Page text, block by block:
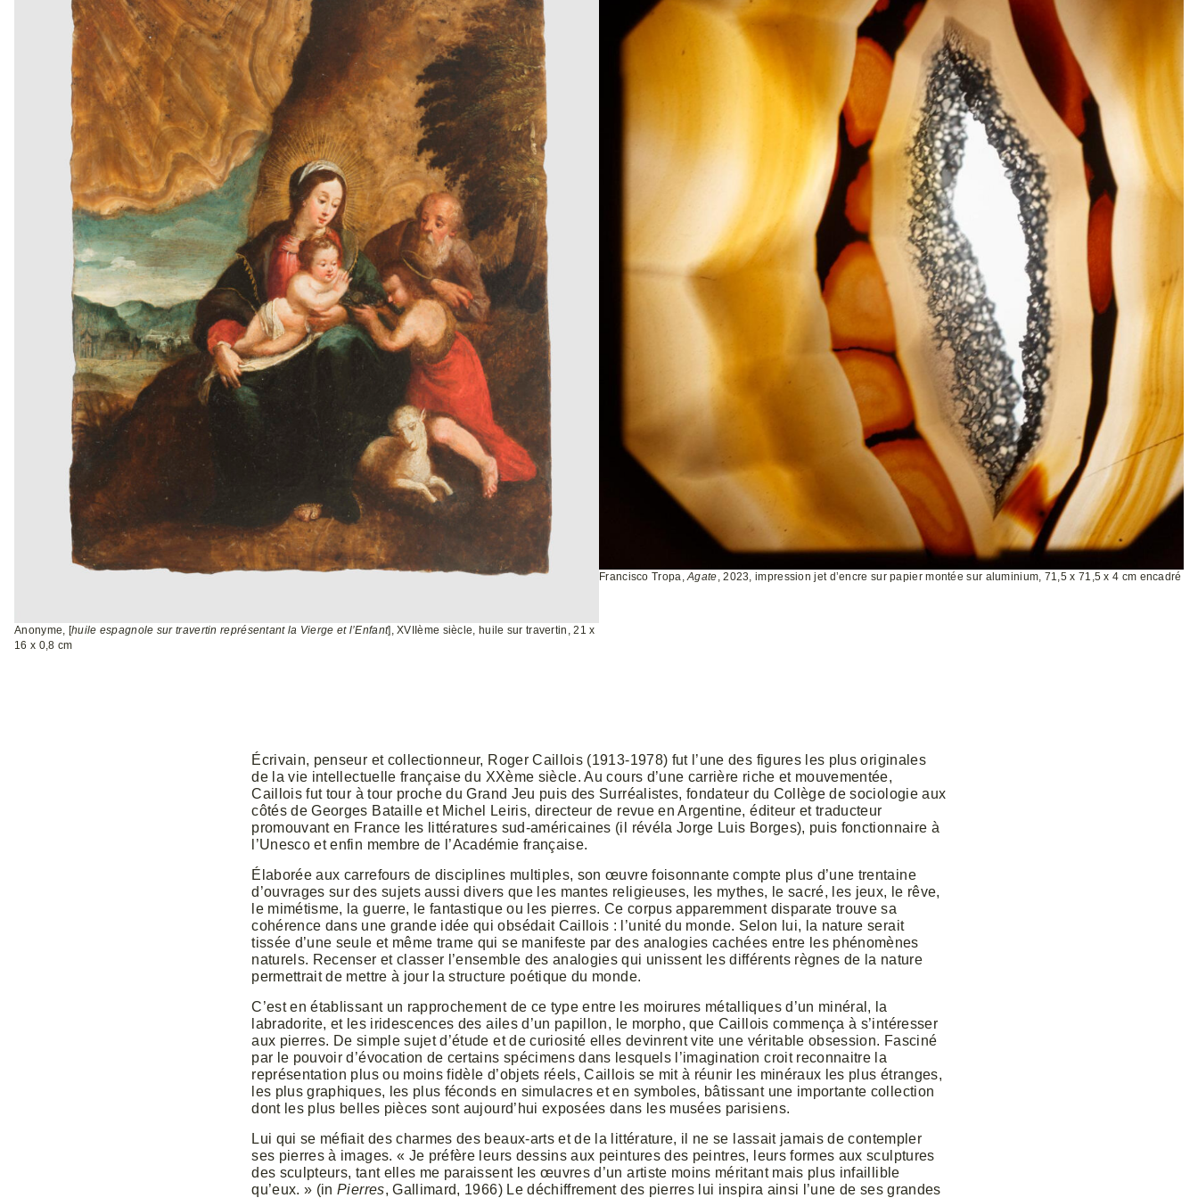
Anonyme, [huile espagnole sur travertin représentant la Vierge et l’Enfant], XVIIème siècle, huile sur travertin, 21 x
16 x 0,8 cm
Francisco Tropa,Agate, 2023, impression jet d’encre sur papier montée sur aluminium, 71,5 x 71,5 x 4 cm encadré
Écrivain, penseur et collectionneur, Roger Caillois (1913-1978) fut l’une des figures les plus originales
de la vie intellectuelle française du XXème siècle. Au cours d’une carrière riche et mouvementée,
Caillois fut tour à tour proche du Grand Jeu puis des Surréalistes, fondateur du Collège de sociologie aux
côtés de Georges Bataille et Michel Leiris, directeur de revue en Argentine, éditeur et traducteur
promouvant en France les littératures sud-américaines (il révéla Jorge Luis Borges), puis fonctionnaire à
l’Unesco et enfin membre de l’Académie française.
Élaborée aux carrefours de disciplines multiples, son œuvre foisonnante compte plus d’une trentaine
d’ouvrages sur des sujets aussi divers que les mantes religieuses, les mythes, le sacré, les jeux, le rêve,
le mimétisme, la guerre, le fantastique ou les pierres. Ce corpus apparemment disparate trouve sa
cohérence dans une grande idée qui obsédait Caillois : l’unité du monde. Selon lui, la nature serait
tissée d’une seule et même trame qui se manifeste par des analogies cachées entre les phénomènes
naturels. Recenser et classer l’ensemble des analogies qui unissent les différents règnes de la nature
permettrait de mettre à jour la structure poétique du monde.
C’est en établissant un rapprochement de ce type entre les moirures métalliques d’un minéral, la
labradorite, et les iridescences des ailes d’un papillon, le morpho, que Caillois commença à s’intéresser
aux pierres. De simple sujet d’étude et de curiosité elles devinrent vite une véritable obsession. Fasciné
par le pouvoir d’évocation de certains spécimens dans lesquels l’imagination croit reconnaitre la
représentation plus ou moins fidèle d’objets réels, Caillois se mit à réunir les minéraux les plus étranges,
les plus graphiques, les plus féconds en simulacres et en symboles, bâtissant une importante collection
dont les plus belles pièces sont aujourd’hui exposées dans les musées parisiens.
Lui qui se méfiait des charmes des beaux-arts et de la littérature, il ne se lassait jamais de contempler
ses pierres à images. « Je préfère leurs dessins aux peintures des peintres, leurs formes aux sculptures
des sculpteurs, tant elles me paraissent les œuvres d’un artiste moins méritant mais plus infaillible
qu’eux. » (inPierres, Gallimard, 1966) Le déchiffrement des pierres lui inspira ainsi l’une de ses grandes